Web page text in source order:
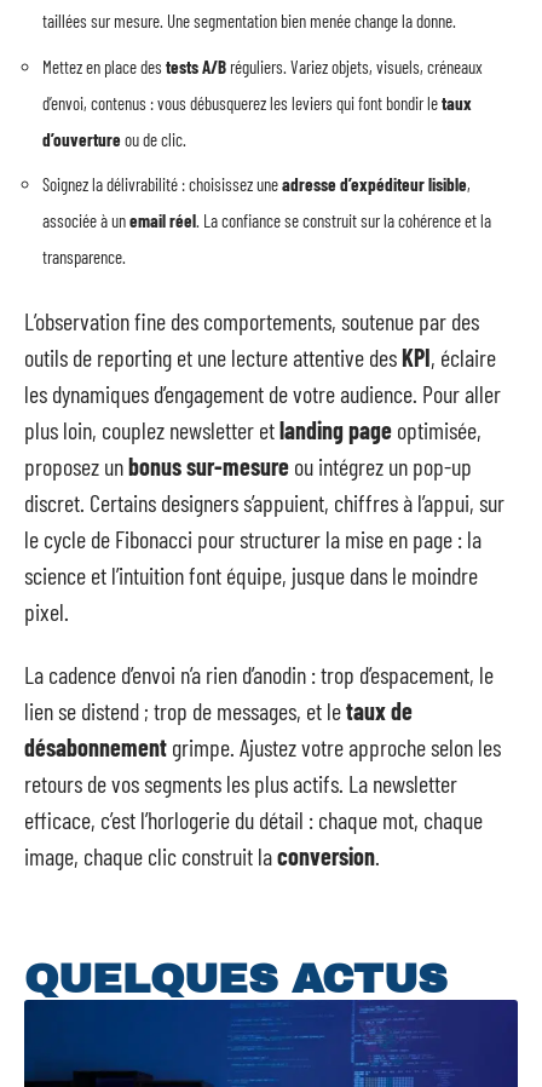
taillées sur mesure. Une segmentation bien menée change la donne.
Mettez en place des tests A/B réguliers. Variez objets, visuels, créneaux
d’envoi, contenus : vous débusquerez les leviers qui font bondir letaux
d’ouvertureou de clic.
Soignez la délivrabilité : choisissez uneadresse d’expéditeur lisible,
associée à unemail réel. La confiance se construit sur la cohérence et la
transparence.
L’observation fine des comportements, soutenue par des
outils de reporting et une lecture attentive desKPI, éclaire
les dynamiques d’engagement de votre audience. Pour aller
plus loin, couplez newsletter etlanding page optimisée,
proposez unbonus sur-mesure ou intégrez un pop-up
discret. Certains designers s’appuient, chiffres à l’appui, sur
le cycle de Fibonacci pour structurer la mise en page : la
science et l’intuition font équipe, jusque dans le moindre
pixel.
La cadence d’envoi n’a rien d’anodin : trop d’espacement, le
lien se distend ; trop de messages, et letaux de
désabonnement grimpe. Ajustez votre approche selon les
retours de vos segments les plus actifs. La newsletter
efficace, c’est l’horlogerie du détail : chaque mot, chaque
image, chaque clic construit laconversion.
QUELQUES ACTUS